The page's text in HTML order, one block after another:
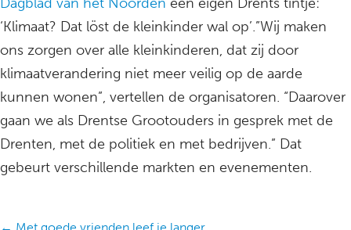
‘Klimaat? Dat löst de kleinkinder wal op’.”Wij maken
ons zorgen over alle kleinkinderen, dat zij door
klimaatverandering niet meer veilig op de aarde
kunnen wonen”, vertellen de organisatoren. “Daarover
gaan we als Drentse Grootouders in gesprek met de
Drenten, met de politiek en met bedrijven.” Dat
gebeurt verschillende markten en evenementen.